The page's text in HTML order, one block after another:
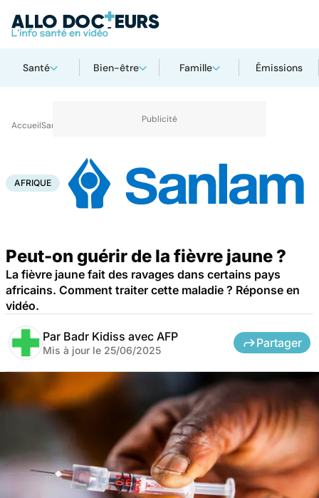
Santé Bien-être Famille Émissions
AccueilSanté Maladies infectieuses
AFRIQUE
Peut-on guérir de la fièvre jaune ?
La fièvre jaune fait des ravages dans certains pays
africains. Comment traiter cette maladie ? Réponse en
vidéo.
Par Badr Kidiss avec AFP
Mis à jour le 25/06/2025
Partager